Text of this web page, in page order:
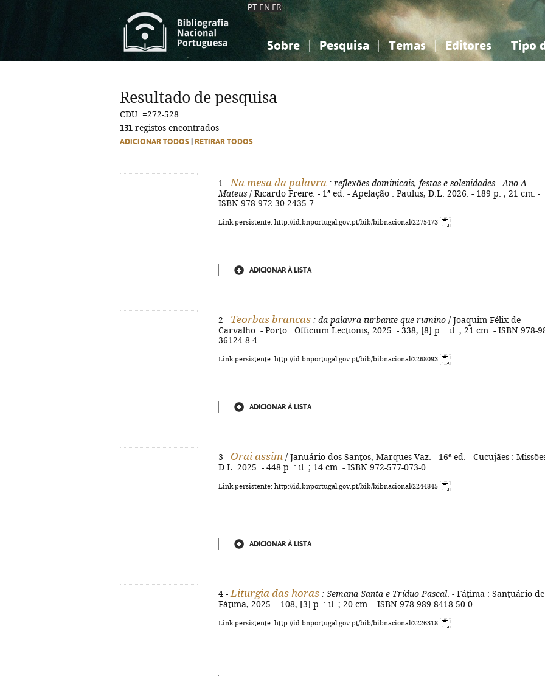
PT EN FR
Sobre Pesquisa Temas
Ciências sociais...
Editores Tipo
Ciências sociais...
Resultado de pesquisa
CDU: =272-528
131 registos encontrados
ADICIONAR TODOS RETIRAR TODOS
1 - Na mesa da palavra : reflexões dominicais, festas e solenidades - Ano A -
Mateus / Ricardo Freire. - 1ª ed. - Apelação : Paulus, D.L. 2026. - 189 p. ; 21 cm. -
ISBN 978-972-30-2435-7
Link persistente: http://id.bnportugal.gov.pt/bib/bibnacional/2275473
ADICIONAR À LISTA
2 - Teorbas brancas : da palavra turbante que rumino / Joaquim Félix de
Carvalho. - Porto : Officium Lectionis, 2025. - 338, [8] p. : il. ; 21 cm. - ISBN 978-
36124-8-4
Link persistente: http://id.bnportugal.gov.pt/bib/bibnacional/2268093
ADICIONAR À LISTA
3 - Orai assim / Januário dos Santos, Marques Vaz. - 16ª ed. - Cucujães :
D.L. 2025. - 448 p. : il. ; 14 cm. - ISBN 972-577-073-0
Link persistente: http://id.bnportugal.gov.pt/bib/bibnacional/2244845
ADICIONAR À LISTA
4 - Liturgia das horas : Semana Santa e Tríduo Pascal . - Fátima : Santuário de
Fátima, 2025. - 108, [3] p. : il. ; 20 cm. - ISBN 978-989-8418-50-0
Link persistente: http://id.bnportugal.gov.pt/bib/bibnacional/2226318